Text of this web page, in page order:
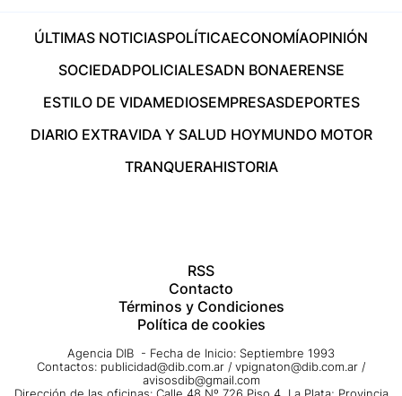
ÚLTIMAS NOTICIASPOLÍTICAECONOMÍAOPINIÓN
SOCIEDADPOLICIALESADN BONAERENSE
ESTILO DE VIDAMEDIOSEMPRESASDEPORTES
DIARIO EXTRAVIDA Y SALUD HOYMUNDO MOTOR
TRANQUERAHISTORIA
RSS
Contacto
Términos y Condiciones
Política de cookies
Agencia DIB - Fecha de Inicio: Septiembre 1993
Contactos: publicidad@dib.com.ar / vpignaton@dib.com.ar /
avisosdib@gmail.com